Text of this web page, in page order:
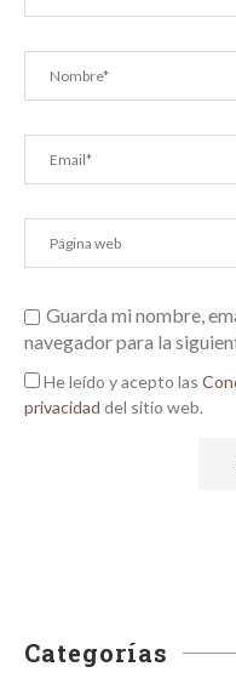
Guarda mi nombre,
navegador para la
He leído y acepto las
privacidad del sitio web.
Categorías